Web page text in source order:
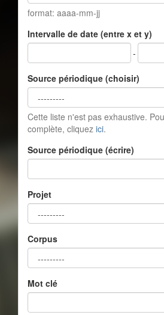
format: aaaa-mm-jj
Intervalle de date (entre x et y)
-
Source périodique (choisir)
Cette liste n'est pas exhaustive.
complète, cliquez ici.
Source périodique (écrire)
Projet
Corpus
Mot clé